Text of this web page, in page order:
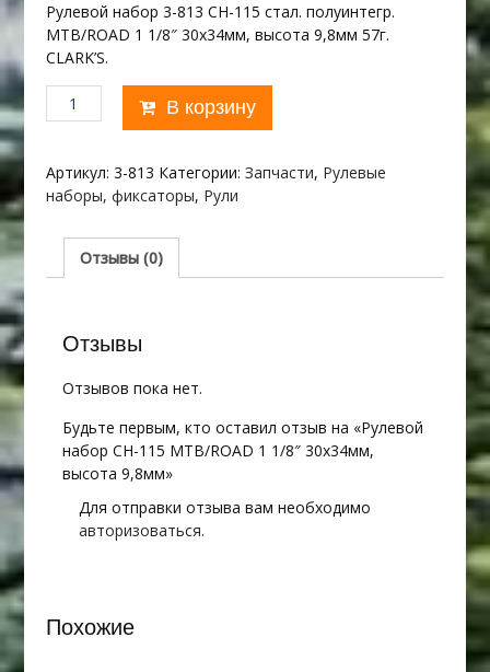
Рулевой набор 3-813 CH-115 стал. полуинтегр.
MTB/ROAD 1 1/8″ 30х34мм, высота 9,8мм 57г.
CLARK’S.
Количество
товара
набор
CH-
MTB/ROAD
1/8"
9,8мм
В корзину
Артикул: 3-813 Категории: Запчасти, Рулевые
наборы, фиксаторы, Рули
Отзывы (0)
Отзывы
Отзывов пока нет.
Будьте первым, кто оставил отзыв на «Рулевой
набор CH-115 MTB/ROAD 1 1/8″ 30х34мм,
высота 9,8мм»
Для отправки отзыва вам необходимо
авторизоваться.
Похожие